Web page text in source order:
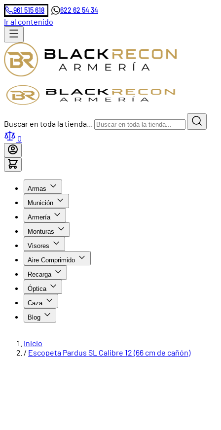
961 515 618 622 62 54 34
Ir al contenido
Buscar en toda la tienda...
0
Armas
Munición
Armería
Monturas
Visores
Aire Comprimido
Recarga
Óptica
Caza
Blog
Inicio
/ Escopeta Pardus SL Calibre 12 (66 cm de cañón)